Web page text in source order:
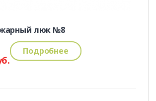
люк №8
Подробнее